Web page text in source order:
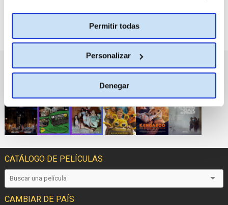
Permitir todas
Personalizar
Denegar
PRÓXIMOS ESTRENOS
CATÁLOGO DE PELÍCULAS
CAMBIAR DE PAÍS